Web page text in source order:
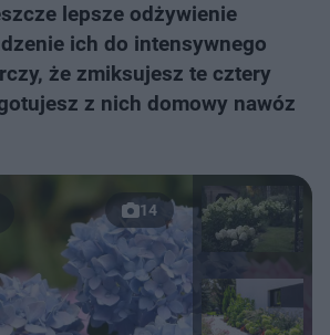
lepsze odżywienie
ich do intensywnego
że zmiksujesz te cztery
z nich domowy nawóz
14